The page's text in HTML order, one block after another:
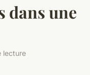
dans une
lecture